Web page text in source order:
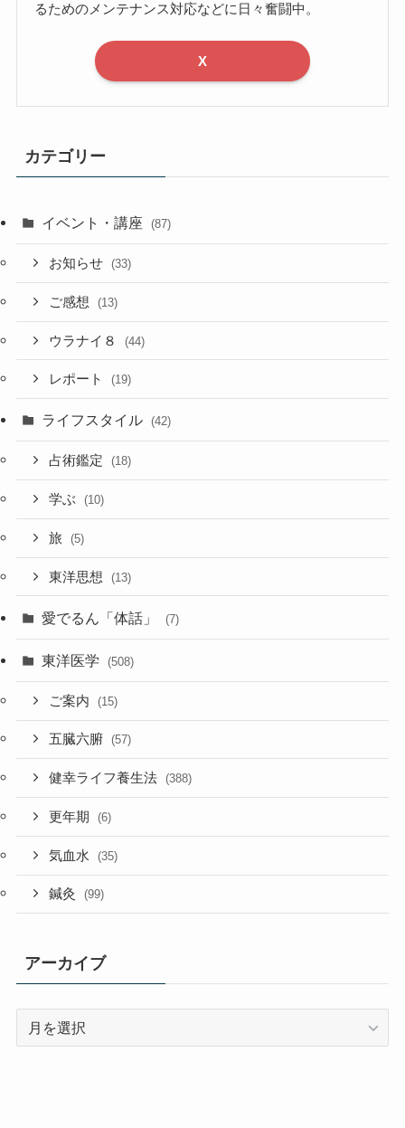
るためのメンテナンス対応などに日々奮闘中。
X
カテゴリー
イベント・講座 (87)
お知らせ (33)
ご感想 (13)
ウラナイ８ (44)
レポート (19)
ライフスタイル (42)
占術鑑定 (18)
学ぶ (10)
旅 (5)
東洋思想 (13)
愛でるん「体話」 (7)
東洋医学 (508)
ご案内 (15)
五臓六腑 (57)
健幸ライフ養生法 (388)
更年期 (6)
気血水 (35)
鍼灸 (99)
アーカイブ